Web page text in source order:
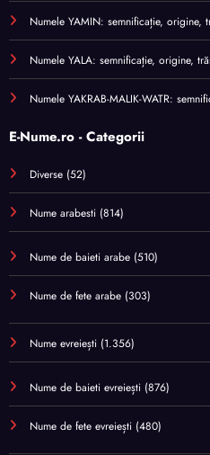
Numele YAMIN: semnificație, origine,
Numele YALA: semnificație, origine,
Numele YAKRAB-MALIK-WATR:
E-Nume.ro - Categorii
Diverse (52)
Nume arabesti (814)
Nume de baieti arabe (510)
Nume de fete arabe (303)
Nume evreiești (1.356)
Nume de baieti evreiești (876)
Nume de fete evreiești (480)